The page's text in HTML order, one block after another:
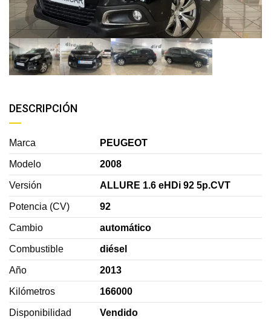
DESCRIPCIÓN
Marca PEUGEOT
Modelo 2008
Versión ALLURE 1.6 eHDi 92 5p.CVT
Potencia (CV) 92
Cambio automático
Combustible diésel
Año 2013
Kilómetros 166000
Disponibilidad Vendido